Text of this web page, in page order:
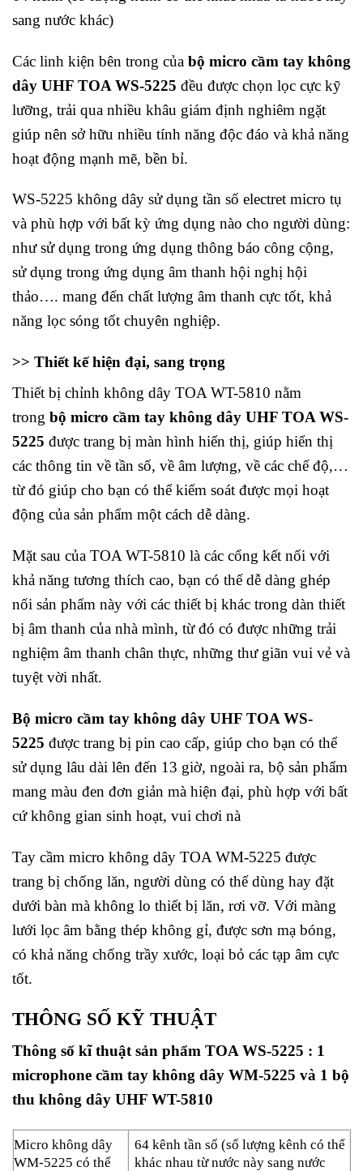
sang nước khác)
Các linh kiện bên trong của bộ micro cầm tay không
dây UHF TOA WS-5225 đều được chọn lọc cực kỹ
lưỡng, trải qua nhiều khâu giám định nghiêm ngặt
giúp nên sở hữu nhiều tính năng độc đáo và khả năng
hoạt động mạnh mẽ, bền bỉ.
WS-5225 không dây sử dụng tần số electret micro tụ
và phù hợp với bất kỳ ứng dụng nào cho người dùng:
như sử dụng trong ứng dụng thông báo công cộng,
sử dụng trong ứng dụng âm thanh hội nghị hội
thảo…. mang đến chất lượng âm thanh cực tốt, khả
năng lọc sóng tốt chuyên nghiệp.
>> Thiết kế hiện đại, sang trọng
Thiết bị chỉnh không dây TOA WT-5810 nằm
trong bộ micro cầm tay không dây UHF TOA WS-
5225 được trang bị màn hình hiển thị, giúp hiển thị
các thông tin về tần số, về âm lượng, về các chế độ,…
từ đó giúp cho bạn có thể kiểm soát được mọi hoạt
động của sản phẩm một cách dễ dàng.
Mặt sau của TOA WT-5810 là các cổng kết nối với
khả năng tương thích cao, bạn có thể dễ dàng ghép
nối sản phẩm này với các thiết bị khác trong dàn thiết
bị âm thanh của nhà mình, từ đó có được những trải
nghiệm âm thanh chân thực, những thư giãn vui vẻ và
tuyệt vời nhất.
Bộ micro cầm tay không dây UHF TOA WS-
5225 được trang bị pin cao cấp, giúp cho bạn có thể
sử dụng lâu dài lên đến 13 giờ, ngoài ra, bộ sản phẩm
mang màu đen đơn giản mà hiện đại, phù hợp với bất
cứ không gian sinh hoạt, vui chơi nà
Tay cầm micro không dây TOA WM-5225 được
trang bị chống lăn, người dùng có thể dùng hay đặt
dưới bàn mà không lo thiết bị lăn, rơi vỡ. Với màng
lưới lọc âm bằng thép không gỉ, được sơn mạ bóng,
có khả năng chống trầy xước, loại bỏ các tạp âm cực
tốt.
THÔNG SỐ KỸ THUẬT
Thông số kĩ thuật sản phẩm TOA WS-5225 : 1
microphone cầm tay không dây WM-5225 và 1 bộ
thu không dây UHF WT-5810
Micro không dây
WM-5225 có thể
64 kênh tần số (số lượng kênh có thể
khác nhau từ nước này sang nước